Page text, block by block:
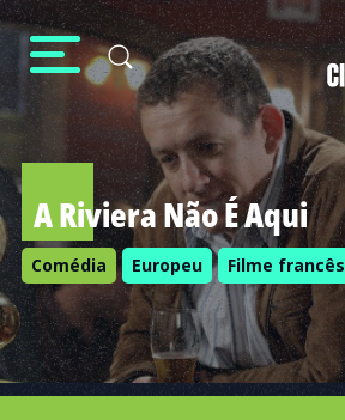
A Riviera Não É Aqui
Comédia Europeu Filme francês